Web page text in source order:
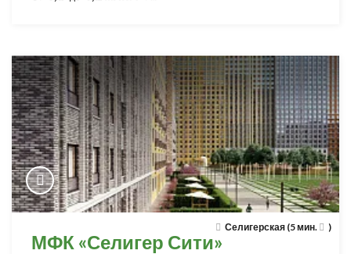
Селигерская (5 мин. )
МФК «Селигер Сити»